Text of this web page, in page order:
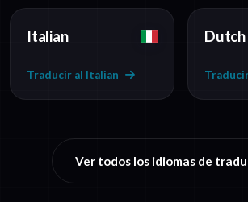
Italian
Traducir al Italian
Dutch
Ver todos los idiomas de